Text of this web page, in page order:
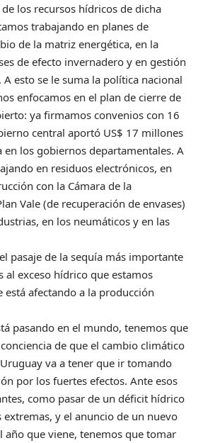
los recursos hídricos de dicha
trabajando en planes de
de la matriz energética, en la
de efecto invernadero y en gestión
esto se le suma la política nacional
enfocamos en el plan de cierre de
ya firmamos convenios con 16
central aportó US$ 17 millones
en los gobiernos departamentales. A
en residuos electrónicos, en
con la Cámara de la
Vale (de recuperación de envases)
en los neumáticos y en las
pasaje de la sequía más importante
al exceso hídrico que estamos
afectando a la producción
pasando en el mundo, tenemos que
de que el cambio climático
va a tener que ir tomando
por los fuertes efectos. Ante esos
como pasar de un déficit hídrico
extremas, y el anuncio de un nuevo
año que viene, tenemos que tomar